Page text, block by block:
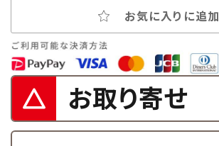
お気に入りに追加
お取り寄せ